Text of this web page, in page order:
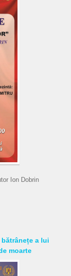
Ion Dobrin
a lui
moarte